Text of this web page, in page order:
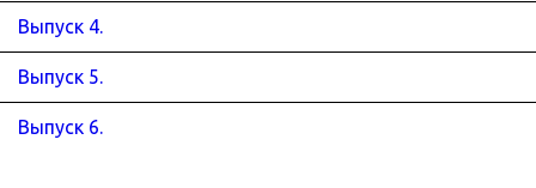
Выпуск 4.
Выпуск 5.
Выпуск 6.